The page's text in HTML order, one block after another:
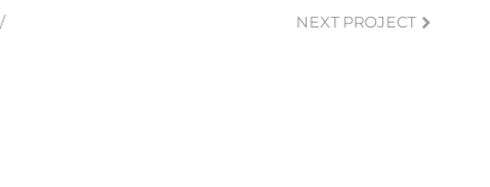
/ NEXT PROJECT